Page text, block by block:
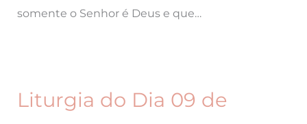
somente o Senhor é Deus e que…
Liturgia do Dia 09 de